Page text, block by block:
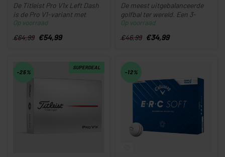
De Titleist Pro V1x Left Dash
is de Pro V1-variant met
hogere balvlucht en extre...
Op voorraad
€64,99 €54,99
De meest uitgebalanceerde
golfbal ter wereld. Een 3-
laagse urethaan golfbal die ...
Op voorraad
€46,99 €34,99
SUPERDEAL
-25% -12%